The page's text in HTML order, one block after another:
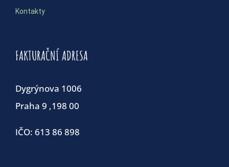
Kontakty
FAKTURAČNÍ ADRESA
Dygrýnova 1006
Praha 9 ,198 00
IČO: 613 86 898